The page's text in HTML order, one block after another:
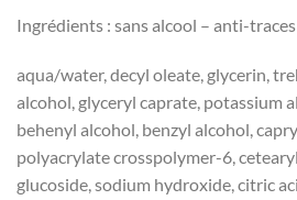
Ingrédients : sans alcool – anti-
aqua/water, decyl oleate, glycerin,
alcohol, glyceryl caprate, potassium
behenyl alcohol, benzyl alcohol,
polyacrylate crosspolymer-6,
glucoside, sodium hydroxide, citric